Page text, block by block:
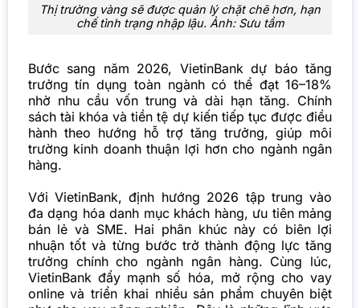
Thị trường vàng sẽ được quản lý chặt chẽ hơn, hạn
chế tình trạng nhập lậu. Ảnh: Sưu tầm
Bước sang năm 2026, VietinBank dự báo tăng
trưởng tín dụng toàn ngành có thể đạt 16–18%
nhờ nhu cầu vốn trung và dài hạn tăng. Chính
sách tài khóa và tiền tệ dự kiến tiếp tục được điều
hành theo hướng hỗ trợ tăng trưởng, giúp môi
trường kinh doanh thuận lợi hơn cho ngành ngân
hàng.
Với VietinBank, định hướng 2026 tập trung vào
đa dạng hóa danh mục khách hàng, ưu tiên mảng
bán lẻ và SME. Hai phân khúc này có biên lợi
nhuận tốt và từng bước trở thành động lực tăng
trưởng chính cho ngành ngân hàng. Cùng lúc,
VietinBank đẩy mạnh số hóa, mở rộng cho vay
online và triển khai nhiều sản phẩm chuyên biệt